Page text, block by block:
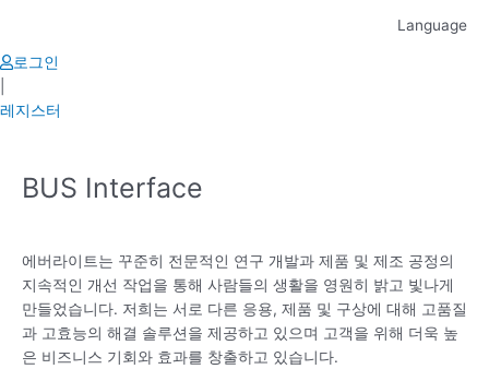
content
Language
로그인
레지스터
BUS Interface
에버라이트는 꾸준히 전문적인 연구 개발과 제품 및 제조 공정의
지속적인 개선 작업을 통해 사람들의 생활을 영원히 밝고 빛나게
만들었습니다. 저희는 서로 다른 응용, 제품 및 구상에 대해 고품질
과 고효능의 해결 솔루션을 제공하고 있으며 고객을 위해 더욱 높
은 비즈니스 기회와 효과를 창출하고 있습니다.